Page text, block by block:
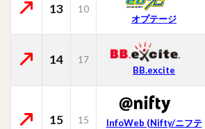
13
10
オプテージ
14
17
BB.excite
15 15
InfoWeb (Nifty/ニフテ